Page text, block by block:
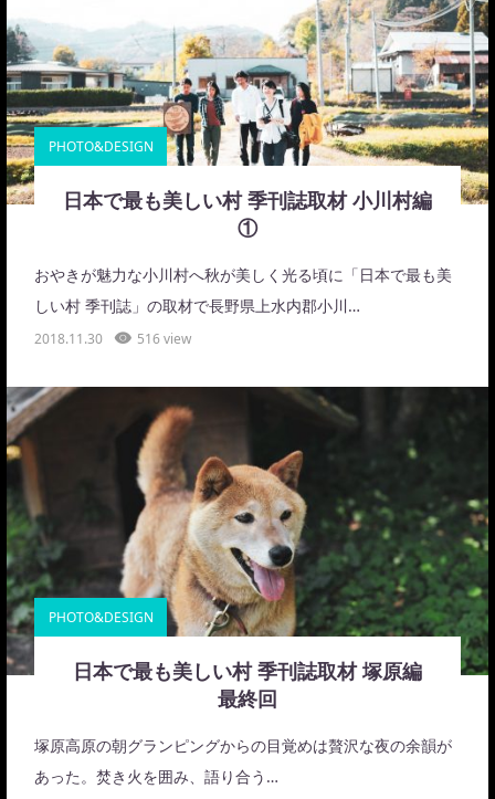
PHOTO&DESIGN
日本で最も美しい村 季刊誌取材 小川村編
①
おやきが魅力な小川村へ秋が美しく光る頃に「日本で最も美
しい村 季刊誌」の取材で長野県上水内郡小川…
2018.11.30 516 view
PHOTO&DESIGN
日本で最も美しい村 季刊誌取材 塚原編
最終回
塚原高原の朝グランピングからの目覚めは贅沢な夜の余韻が
あった。焚き火を囲み、語り合う…